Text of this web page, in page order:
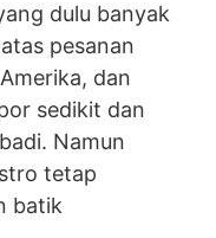
dulu banyak
pesanan
dan
sedikit dan
Namun
tetap
batik